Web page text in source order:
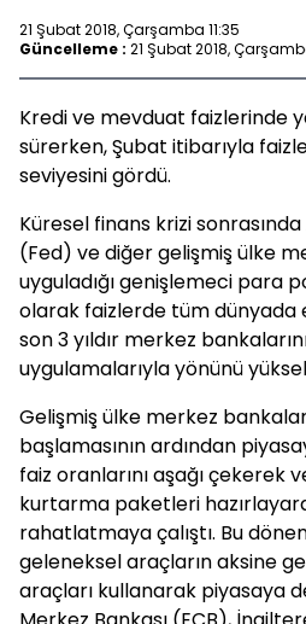
21 Şubat 2018, Çarşamba 11:35
Güncelleme : 21 Şubat 2018,
Kredi ve mevduat faizlerinde
sürerken, Şubat itibarıyla
seviyesini gördü.
Küresel finans krizi
(Fed) ve diğer gelişmiş ülke
uyguladığı genişlemeci para
olarak faizlerde tüm dünyada
son 3 yıldır merkez
uygulamalarıyla yönünü
Gelişmiş ülke merkez
başlamasının ardından
faiz oranlarını aşağı çekerek
kurtarma paketleri
rahatlatmaya çalıştı. Bu
geleneksel araçların aksine
araçları kullanarak piyasaya